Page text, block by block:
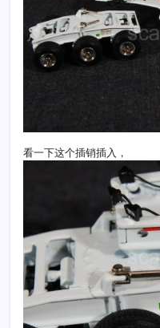
看一下这个插销插入，